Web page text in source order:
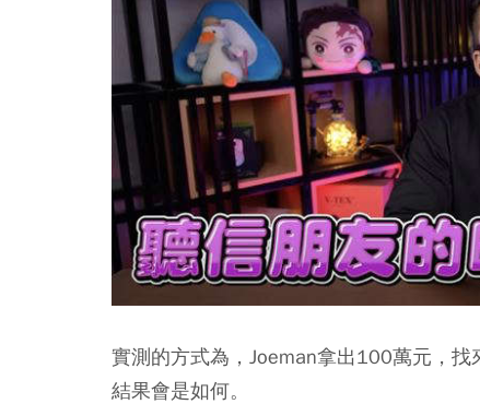
實測的方式為，Joeman拿出100萬元，
結果會是如何。